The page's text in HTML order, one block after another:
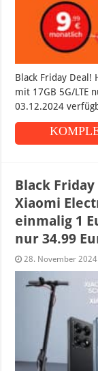
Black Friday Deal!
mit 17GB 5G/LTE
03.12.2024
Black Friday
Xiaomi
einmalig 1
nur 34.99
28. November 2024